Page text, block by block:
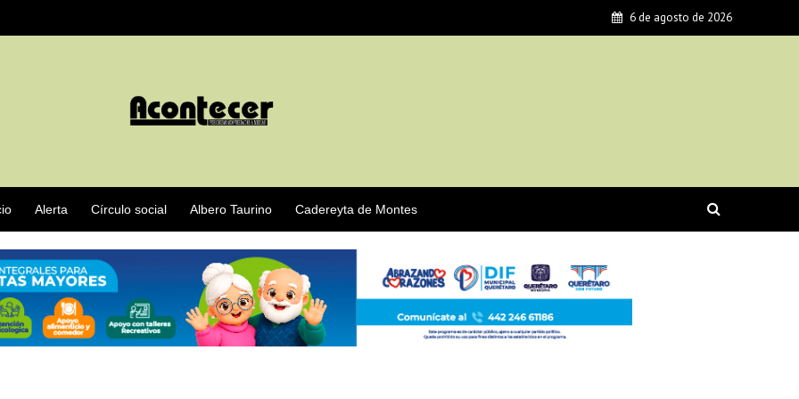
6 de agosto de 2026
Alerta Círculo social Albero Taurino Cadereyta de Montes